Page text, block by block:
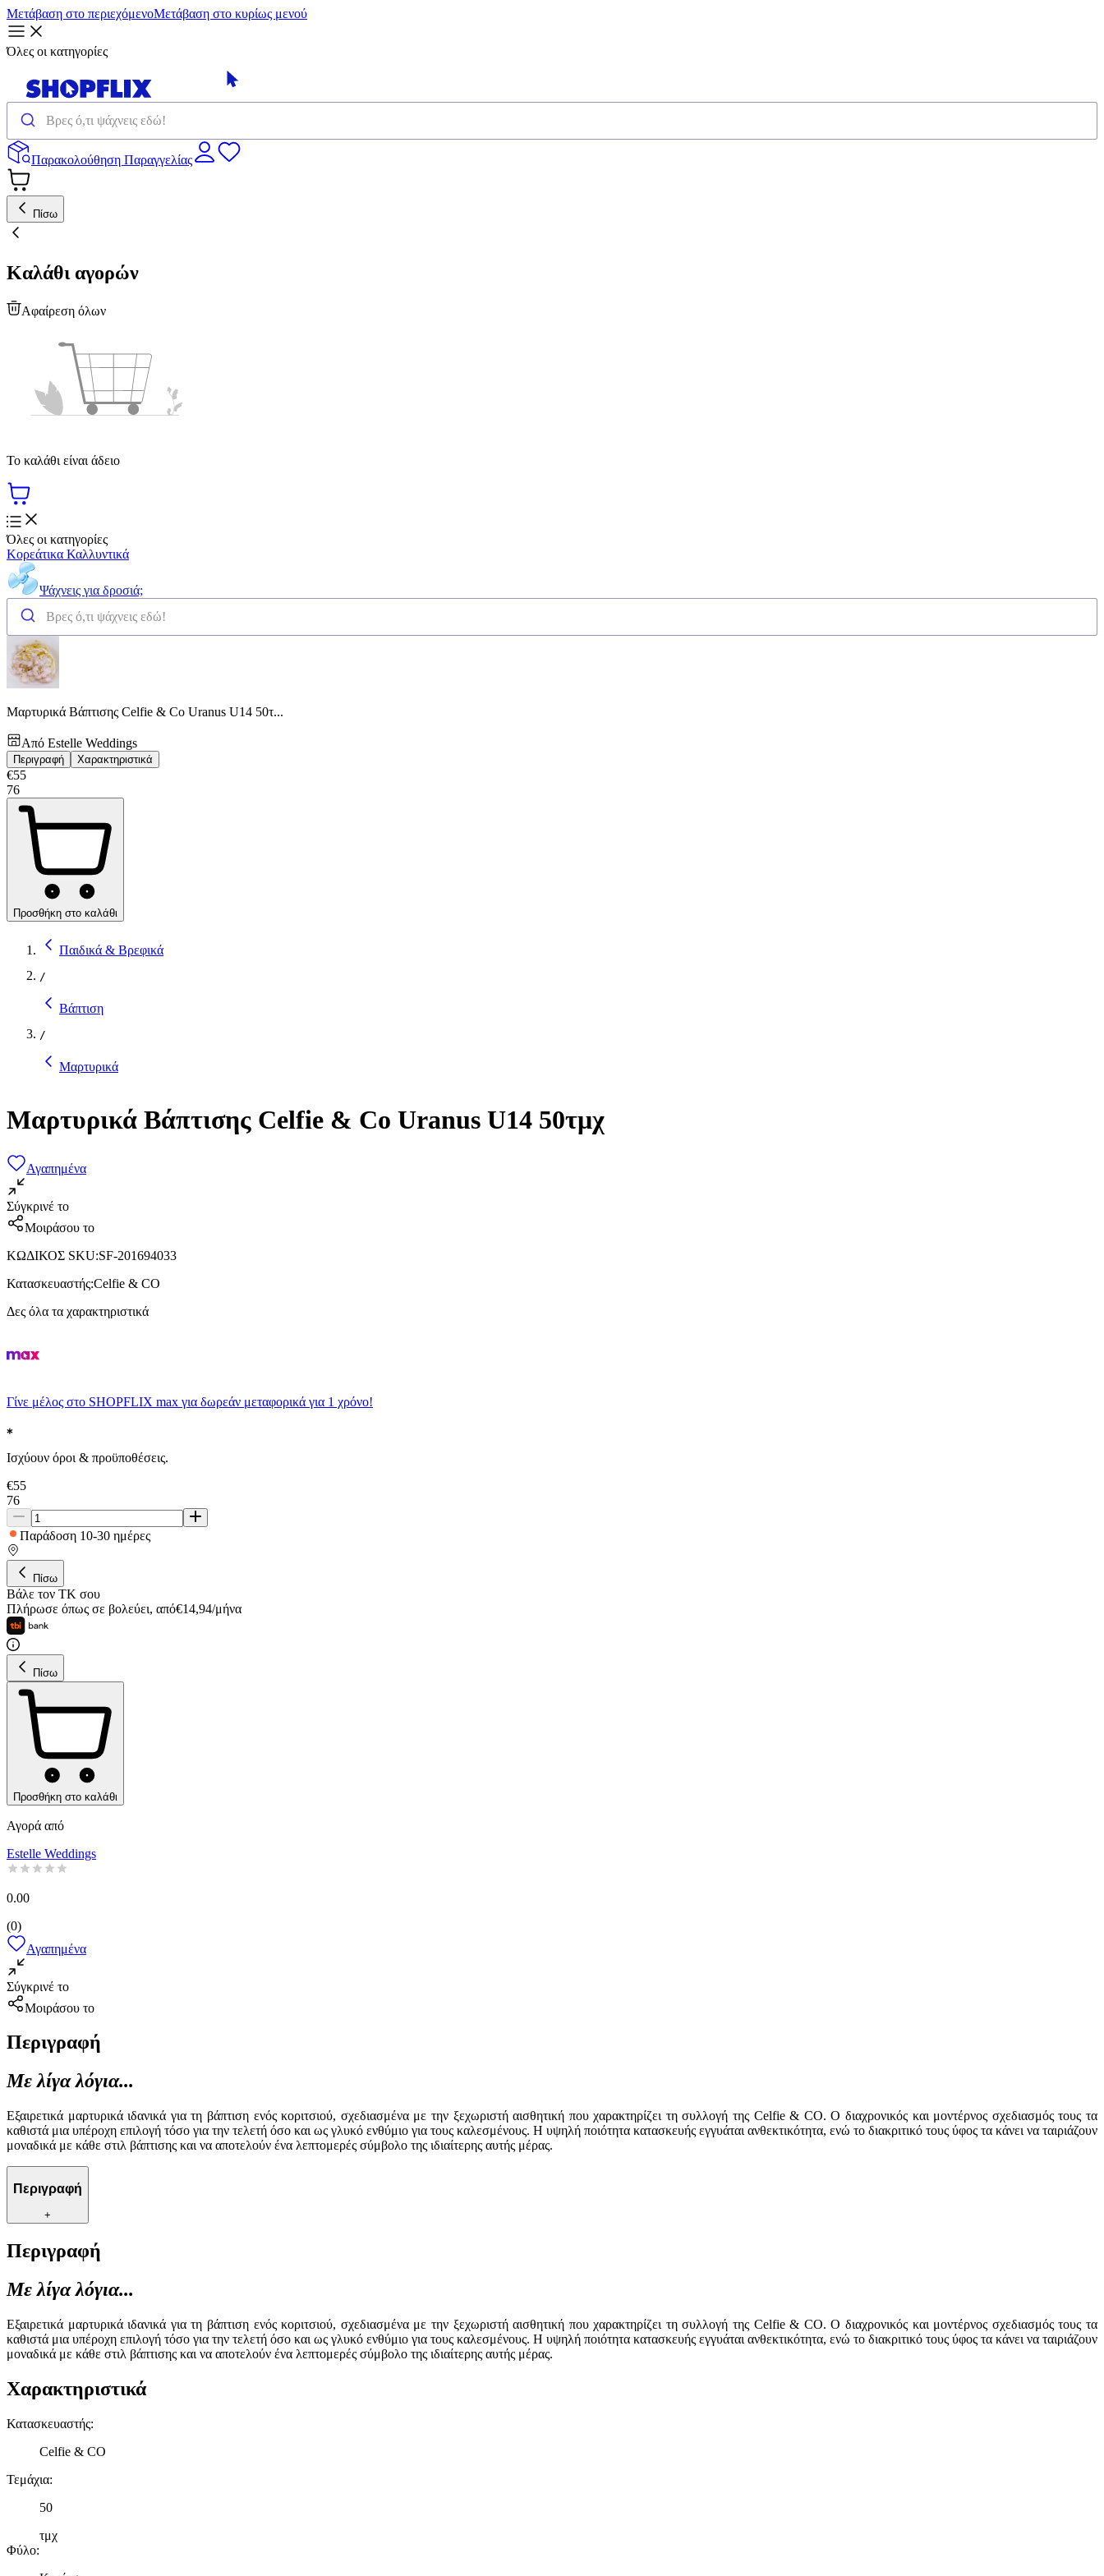
Μετάβαση στο περιεχόμενοΜετάβαση στο κυρίως μενού
Όλες οι κατηγορίες
Παρακολούθηση Παραγγελίας
Πίσω
Καλάθι αγορών
Αφαίρεση όλων
Το καλάθι είναι άδειο
Όλες οι κατηγορίες
Κορεάτικα Καλλυντικά
Ψάχνεις για δροσιά;
Μαρτυρικά Βάπτισης Celfie & Co Uranus U14 50τ...
Από Estelle Weddings
Περιγραφή Χαρακτηριστικά
€55
76
Προσθήκη στο καλάθι
Παιδικά & Βρεφικά
/
Βάπτιση
/
Μαρτυρικά
Μαρτυρικά Βάπτισης Celfie & Co Uranus U14 50τμχ
Αγαπημένα
Σύγκρινέ το
Μοιράσου το
ΚΩΔΙΚΟΣ SKU:SF-201694033
Κατασκευαστής:Celfie & CO
Δες όλα τα χαρακτηριστικά
Γίνε μέλος στο SHOPFLIX max για δωρεάν μεταφορικά για 1 χρόνο!
Ισχύουν όροι & προϋποθέσεις.
€55
76
Παράδοση 10-30 ημέρες
Πίσω
Βάλε τον ΤΚ σου
Πλήρωσε όπως σε βολεύει, από€14,94/μήνα
Πίσω
Προσθήκη στο καλάθι
Αγορά από
Estelle Weddings
0.00
(0)
Αγαπημένα
Σύγκρινέ το
Μοιράσου το
Περιγραφή
Με λίγα λόγια...
Εξαιρετικά μαρτυρικά ιδανικά για τη βάπτιση ενός κοριτσιού, σχεδιασμένα με την ξεχωριστή αισθητική που χαρακτηρίζει τη συλλογή της Celfie & CO. Ο διαχρονικός και μοντέρνος σχεδιασμός τους τα
καθιστά μια υπέροχη επιλογή τόσο για την τελετή όσο και ως γλυκό ενθύμιο για τους καλεσμένους. Η υψηλή ποιότητα κατασκευής εγγυάται ανθεκτικότητα, ενώ το διακριτικό τους ύφος τα κάνει να ταιριάζουν
μοναδικά με κάθε στιλ βάπτισης και να αποτελούν ένα λεπτομερές σύμβολο της ιδιαίτερης αυτής μέρας.
Περιγραφή
+
Περιγραφή
Με λίγα λόγια...
Εξαιρετικά μαρτυρικά ιδανικά για τη βάπτιση ενός κοριτσιού, σχεδιασμένα με την ξεχωριστή αισθητική που χαρακτηρίζει τη συλλογή της Celfie & CO. Ο διαχρονικός και μοντέρνος σχεδιασμός τους τα
καθιστά μια υπέροχη επιλογή τόσο για την τελετή όσο και ως γλυκό ενθύμιο για τους καλεσμένους. Η υψηλή ποιότητα κατασκευής εγγυάται ανθεκτικότητα, ενώ το διακριτικό τους ύφος τα κάνει να ταιριάζουν
μοναδικά με κάθε στιλ βάπτισης και να αποτελούν ένα λεπτομερές σύμβολο της ιδιαίτερης αυτής μέρας.
Χαρακτηριστικά
Κατασκευαστής:
Celfie & CO
Τεμάχια:
50
τμχ
Φύλο: